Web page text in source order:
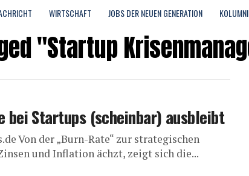
WIRTSCHAFT JOBS DER NEUEN GENERATION
"Startup
bei Startups (scheinbar) ausbleibt
Von der „Burn-Rate“ zur strategischen
und Inflation ächzt, zeigt sich die...